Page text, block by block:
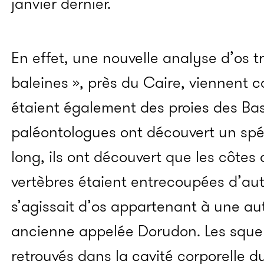
En effet, une nouvelle analyse d’os
baleines », près du Caire, viennent
étaient également des proies des
paléontologues ont découvert un
long, ils ont découvert que les côtes
vertèbres étaient entrecoupées
s’agissait d’os appartenant à une
ancienne appelée Dorudon. Les
retrouvés dans la cavité corporelle